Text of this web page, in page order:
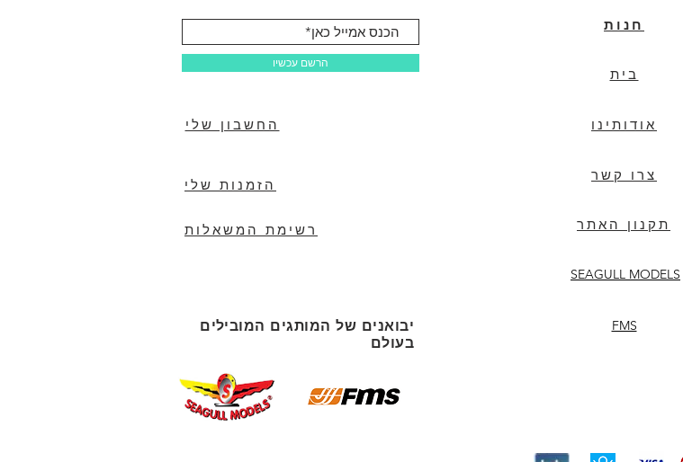
חנות
בית
אודותינו
הרשם עכשיו
החשבון שלי
צרו קשר
הזמנות שלי
תקנון האתר
SEAGULL MODELS
רשימת המשאלות
FMS
יבואנים של המותגים המובילים
בעולם